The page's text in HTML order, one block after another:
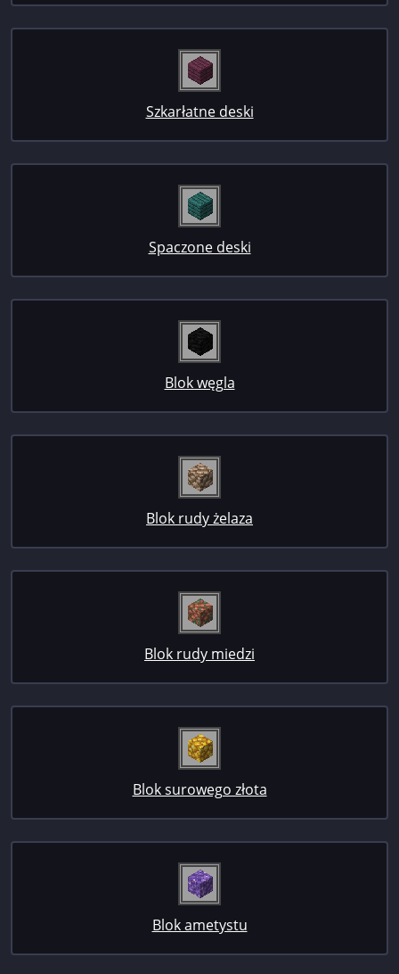
Szkarłatne deski
Spaczone deski
Blok węgla
Blok rudy żelaza
Blok rudy miedzi
Blok surowego złota
Blok ametystu